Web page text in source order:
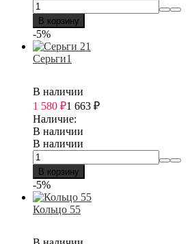
В корзину
-5%
Серьги1
В наличии
1 580 ₽1 663 ₽
Наличие:
В наличии
В наличии
В корзину
-5%
Кольцо 55